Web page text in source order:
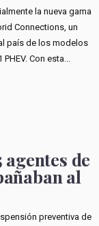
la nueva gama
Connections, un
país de los modelos
PHEV. Con esta...
agentes de
al
preventiva de